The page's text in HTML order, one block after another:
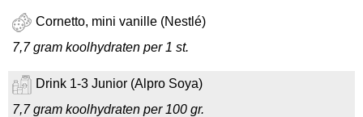
Cornetto, mini vanille (Nestlé)
7,7 gram koolhydraten per 1 st.
Drink 1-3 Junior (Alpro Soya)
7,7 gram koolhydraten per 100 gr.